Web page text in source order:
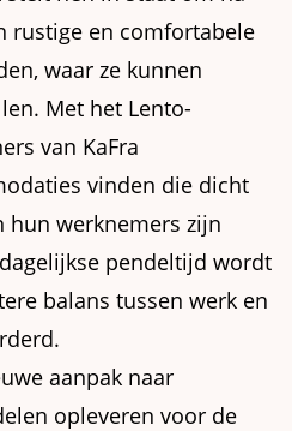
rustige en comfortabele
waar ze kunnen
Met het Lento-
van KaFra
vinden die dicht
hun werknemers zijn
pendeltijd wordt
balans tussen werk en
aanpak naar
opleveren voor de